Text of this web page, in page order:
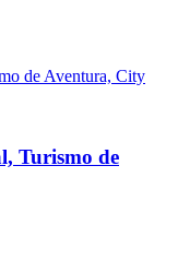
Turismo de